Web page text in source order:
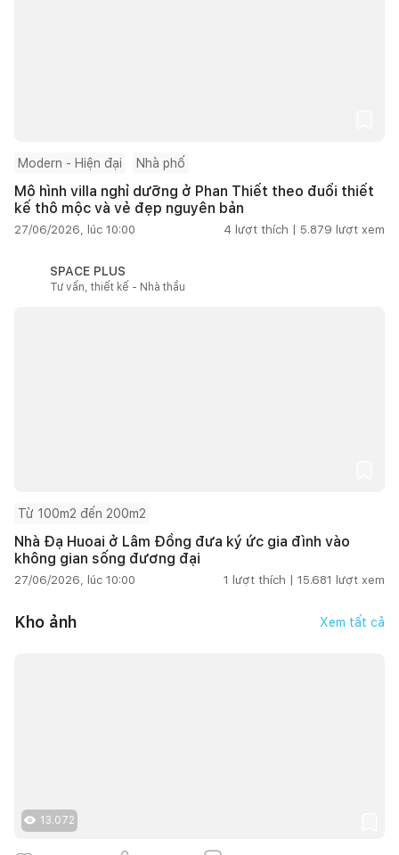
Modern - Hiện đại Nhà phố
Mô hình villa nghỉ dưỡng ở Phan Thiết theo đuổi thiết
kế thô mộc và vẻ đẹp nguyên bản
27/06/2026, lúc 10:00 4 lượt thích | 5.879 lượt xem
SPACE PLUS
Tư vấn, thiết kế - Nhà thầu
Từ 100m2 đến 200m2
Nhà Đạ Huoai ở Lâm Đồng đưa ký ức gia đình vào
không gian sống đương đại
27/06/2026, lúc 10:00 1 lượt thích | 15.681 lượt xem
Kho ảnh Xem tất cả
13.072